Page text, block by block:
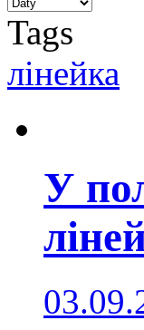
Tags
лінейка
У